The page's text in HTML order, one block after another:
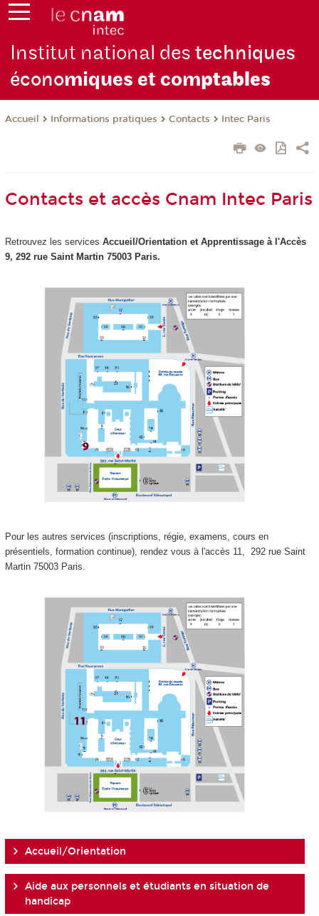
Institut national destechniques
économiques et comptables
Accueil Informations pratiques Contacts Intec Paris
Contacts et accès Cnam Intec Paris
Retrouvez les services Accueil/Orientation et Apprentissage à l'Accès
9, 292 rue Saint Martin 75003 Paris.
Pour les autres services (inscriptions, régie, examens, cours en
présentiels, formation continue), rendez vous à l'accès 11, 292 rue Saint
Martin 75003 Paris.
Accueil/Orientation
Aide aux personnels et étudiants en situation de
handicap